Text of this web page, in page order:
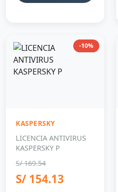
-10%
KASPERSKY
LICENCIA ANTIVIRUS
KASPERSKY P
S/ 169.54
S/ 154.13